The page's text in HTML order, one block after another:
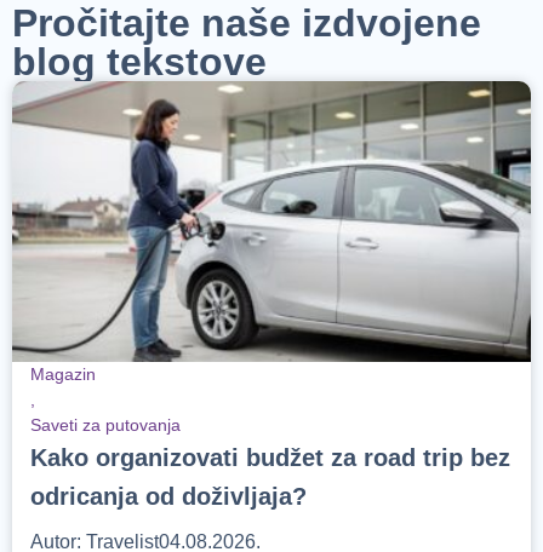
Pročitajte naše izdvojene
blog tekstove
Magazin
,
Saveti za putovanja
Kako organizovati budžet za road trip bez
odricanja od doživljaja?
Autor: Travelist04.08.2026.